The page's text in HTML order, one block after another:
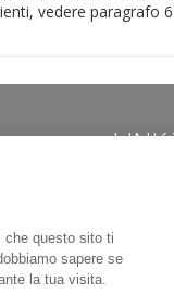
vedere paragrafo
LINK